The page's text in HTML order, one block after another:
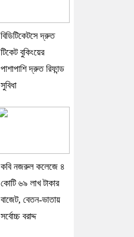
বিডিটিকেটসে দ্রুত
টিকেট বুকিংয়ের
পাশাপাশি দ্রুত রিফান্ড
সুবিধা
কবি নজরুল কলেজে ৪
কোটি ৬৯ লাখ টাকার
বাজেট, বেতন-ভাতায়
সর্বোচ্চ বরাদ্দ